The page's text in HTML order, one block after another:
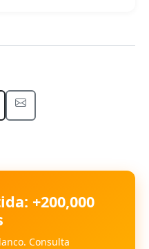
+200,000
Consulta